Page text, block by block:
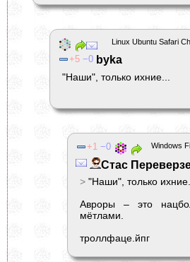
Linux Ubuntu Safari
5 0 byka
"Наши", только ихние...
Windows
1 0
Стас
>"Наши", только
Авроры – это
мётлами.
троллфаце.йпг